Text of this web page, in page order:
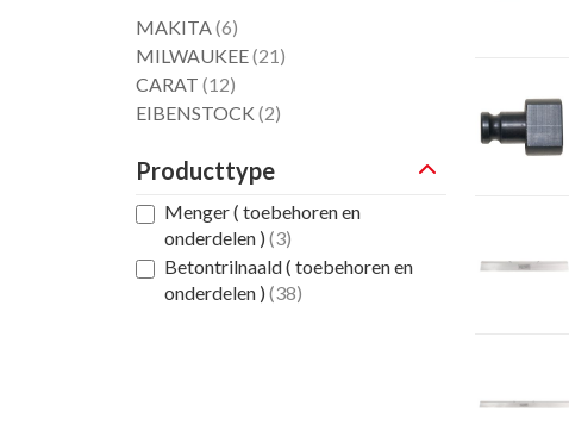
MAKITA(6)
MILWAUKEE(21)
CARAT (12)
EIBENSTOCK (2)
Producttype
Menger ( toebehoren en
onderdelen ) (3)
Betontrilnaald ( toebehoren en
onderdelen ) (38)